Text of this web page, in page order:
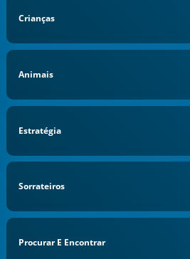
Crianças
Animais
Estratégia
Sorrateiros
Procurar E Encontrar